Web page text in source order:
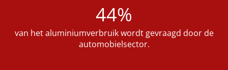
44%
van het aluminiumverbruik wordt gevraagd door de
automobielsector.